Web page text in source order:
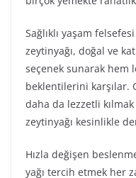
Sağlıklı yaşam
zeytinyağı, doğal ve
seçenek sunarak hem
beklentilerini karşılar.
daha da lezzetli
zeytinyağı kesinlikle
Hızla değişen
yağı tercih etmek her